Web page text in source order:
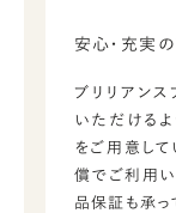
安心・充実
ブリリアン
いただける
をご用意し
償でご利用
品保証も承っ